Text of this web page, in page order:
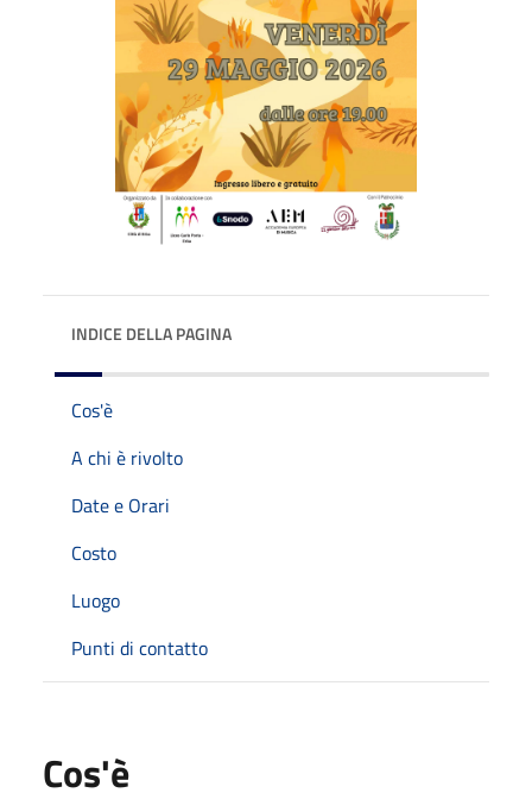
INDICE DELLA PAGINA
Cos'è
A chi è rivolto
Date e Orari
Costo
Luogo
Punti di contatto
Cos'è